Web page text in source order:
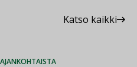
Katso kaikki
AJANKOHTAISTA